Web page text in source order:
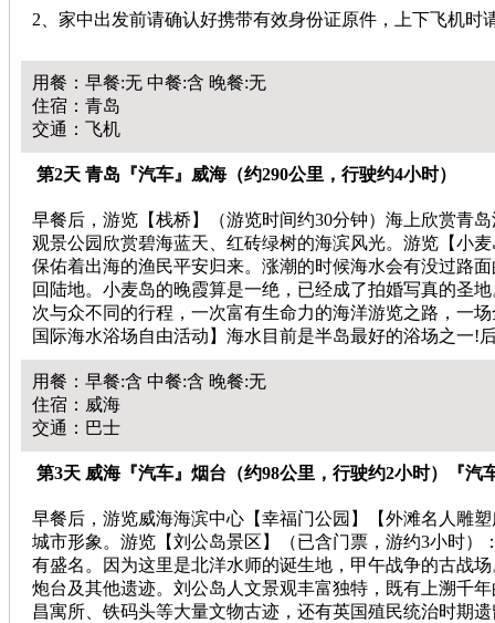
2、家中出发前请确认好携带有效身份证原件，上下飞机时
用餐：早餐:无 中餐:含 晚餐:无
住宿：青岛
交通：飞机
第2天 青岛『汽车』威海（约290公里，行驶约4小时）
早餐后，游览【栈桥】（游览时间约30分钟）海上欣赏青
观景公园欣赏碧海蓝天、红砖绿树的海滨风光。游览【小
保佑着出海的渔民平安归来。涨潮的时候海水会有没过路
回陆地。小麦岛的晚霞算是一绝，已经成了拍婚写真的圣
次与众不同的行程，一次富有生命力的海洋游览之路，一
国际海水浴场自由活动】海水目前是半岛最好的浴场之一!
用餐：早餐:含 中餐:含 晚餐:无
住宿：威海
交通：巴士
第3天 威海『汽车』烟台（约98公里，行驶约2小时）『汽
早餐后，游览威海海滨中心【幸福门公园】【外滩名人雕
城市形象。游览【刘公岛景区】（已含门票，游约3小时
有盛名。因为这里是北洋水师的诞生地，甲午战争的古战
炮台及其他遗迹。刘公岛人文景观丰富独特，既有上溯千
昌寓所、铁码头等大量文物古迹，还有英国殖民统治时期